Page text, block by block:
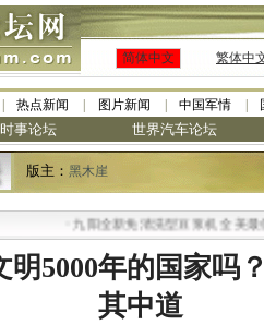
简体中文 繁体中
热点新闻 图片新闻 中国军情
事论坛 世界汽车论坛
版主： 黑木崖
九阳全新免清洗型豆浆机 全美最低
明5000年的国家吗
其中道